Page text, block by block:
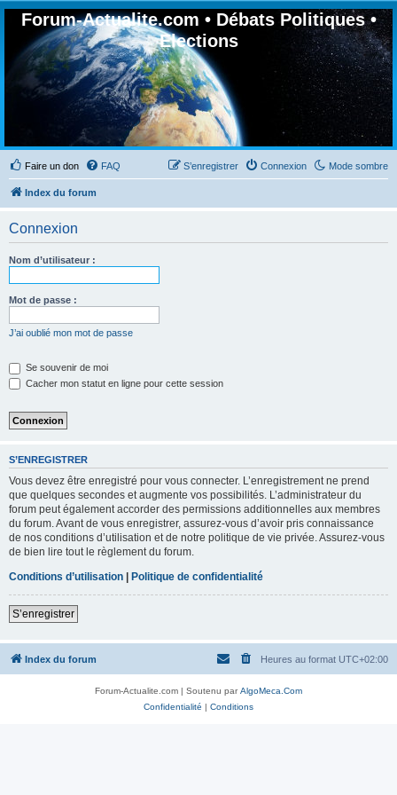
Forum-Actualite.com • Débats Politiques •
Elections
Faire un don Mode sombre
FAQ Connexion
S’enregistrer
Index du forum
Connexion
Nom d’utilisateur :
Mot de passe :
J’ai oublié mon mot de passe
Se souvenir de moi
Cacher mon statut en ligne pour cette session
S’ENREGISTRER
Vous devez être enregistré pour vous connecter. L’enregistrement ne prend
que quelques secondes et augmente vos possibilités. L’administrateur du
forum peut également accorder des permissions additionnelles aux membres
du forum. Avant de vous enregistrer, assurez-vous d’avoir pris connaissance
de nos conditions d’utilisation et de notre politique de vie privée. Assurez-vous
de bien lire tout le règlement du forum.
Conditions d’utilisation | Politique de confidentialité
S’enregistrer
Index du forum Heures au format UTC+02:00
Forum-Actualite.com | Soutenu parAlgoMeca.Com
Confidentialité | Conditions